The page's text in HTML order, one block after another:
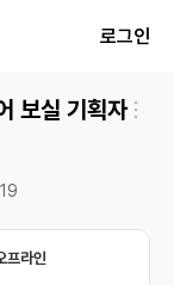
로그인
보실 기획자
프라인